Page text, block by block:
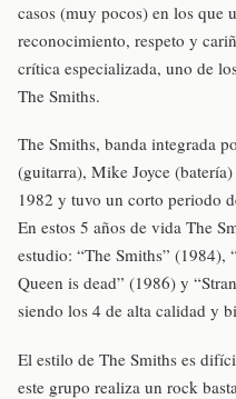
casos (muy pocos) en los que
reconocimiento, respeto y
crítica especializada, uno de
The Smiths.
The Smiths, banda integrada
(guitarra), Mike Joyce
1982 y tuvo un corto periodo
En estos 5 años de vida The
estudio: “The Smiths” (1984),
Queen is dead” (1986) y
siendo los 4 de alta calidad y
El estilo de The Smiths es
este grupo realiza un rock